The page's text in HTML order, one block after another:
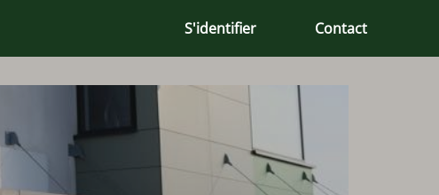
S'identifier Contact